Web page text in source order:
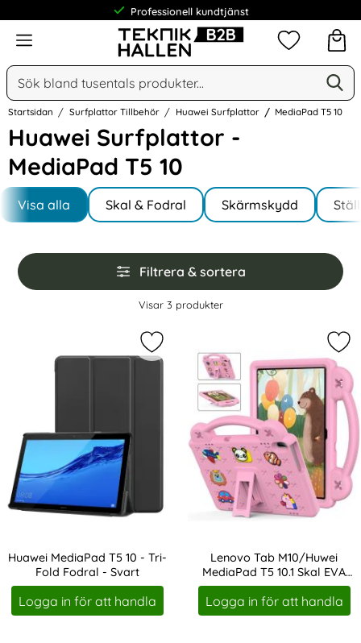
Professionell kundtjänst
Meny
Sök
Sök på Narse Group AB
Mina
Startsidan Surfplattor Tillbehör Huawei Surfplattor MediaPad T5 10
Huawei Surfplattor -
MediaPad T5 10
Hoppa
produkter
Underkategorier
Visa alla
I MediaPad T5 10Skal & Fodral Skärmskydd
Hoppa
över
filtersektionen
Filtrera & sortera
Filtrera & sortera
Visar 3 produkter
Huawei MediaPad T5 10 - Tri-
Fold Fodral - Svart
Art. nr 1272
Logga in för att handla
Markera huawei MediaPad T5 10
Lenovo Tab M10/Huwei
MediaPad T5 10.1 Skal EVA
För Barn Rosa
Art. nr 247214
Logga in för att handla